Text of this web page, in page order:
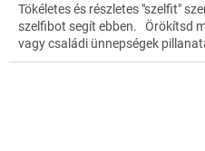
Tökéletes és részletes "szelfit"
szelfibot segít ebben. Örökítsd
vagy családi ünnepségek